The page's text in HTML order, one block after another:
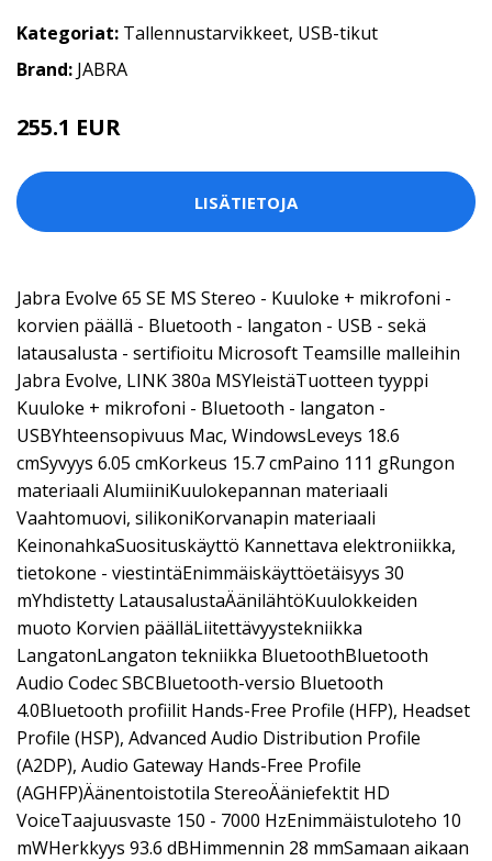
Kategoriat: Tallennustarvikkeet, USB-tikut
Brand: JABRA
255.1 EUR
LISÄTIETOJA
Jabra Evolve 65 SE MS Stereo - Kuuloke + mikrofoni -
korvien päällä - Bluetooth - langaton - USB - sekä
latausalusta - sertifioitu Microsoft Teamsille malleihin
Jabra Evolve, LINK 380a MSYleistäTuotteen tyyppi
Kuuloke + mikrofoni - Bluetooth - langaton -
USBYhteensopivuus Mac, WindowsLeveys 18.6
cmSyvyys 6.05 cmKorkeus 15.7 cmPaino 111 gRungon
materiaali AlumiiniKuulokepannan materiaali
Vaahtomuovi, silikoniKorvanapin materiaali
KeinonahkaSuosituskäyttö Kannettava elektroniikka,
tietokone - viestintäEnimmäiskäyttöetäisyys 30
mYhdistetty LatausalustaÄänilähtöKuulokkeiden
muoto Korvien päälläLiitettävyystekniikka
LangatonLangaton tekniikka BluetoothBluetooth
Audio Codec SBCBluetooth-versio Bluetooth
4.0Bluetooth profiilit Hands-Free Profile (HFP), Headset
Profile (HSP), Advanced Audio Distribution Profile
(A2DP), Audio Gateway Hands-Free Profile
(AGHFP)Äänentoistotila StereoÄäniefektit HD
VoiceTaajuusvaste 150 - 7000 HzEnimmäistuloteho 10
mWHerkkyys 93.6 dBHimmennin 28 mmSamaan aikaan